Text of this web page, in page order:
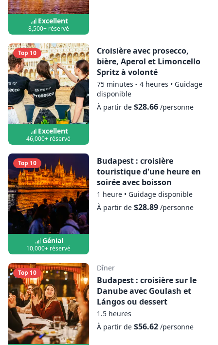
Excellent
8,500+ réservé
Top 10
Excellent
46,000+ réservé
Croisière avec prosecco,
bière, Aperol et Limoncello
Spritz à volonté
75 minutes - 4 heures • Guidage
disponible
À partir de $28.66/personne
Top 10
Génial
10,000+ réservé
Budapest : croisière
touristique d'une heure en
soirée avec boisson
1 heure • Guidage disponible
À partir de $28.89/personne
Top 10
Dîner
Budapest : croisière sur le
Danube avec Goulash et
Lángos ou dessert
1.5 heures
À partir de $56.62/personne